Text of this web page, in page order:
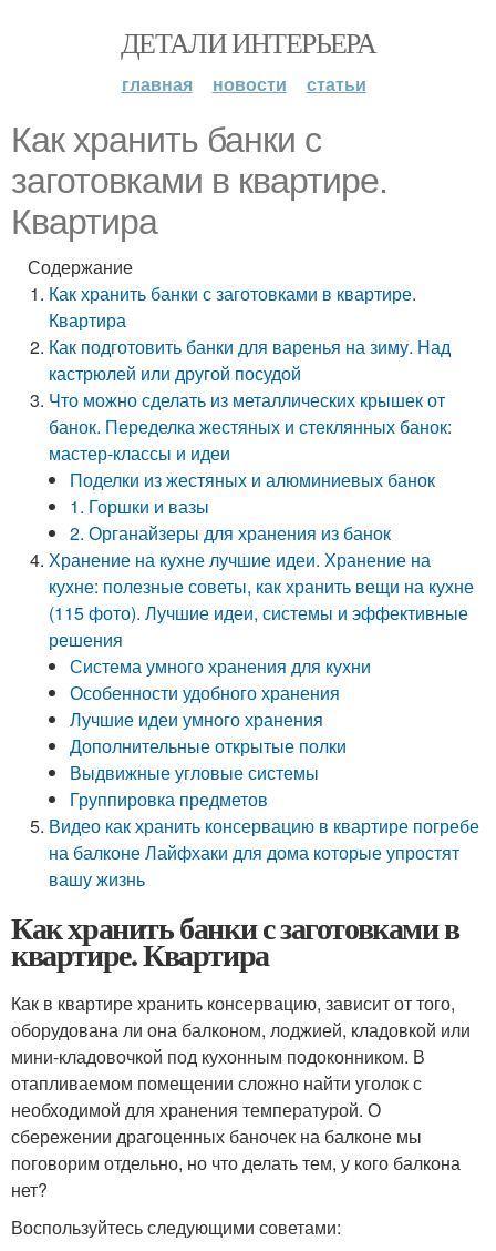
ДЕТАЛИ ИНТЕРЬЕРА
главная новости статьи
Как хранить банки с
заготовками в квартире.
Квартира
Содержание
Как хранить банки с заготовками в квартире.
Квартира
Как подготовить банки для варенья на зиму. Над
кастрюлей или другой посудой
Что можно сделать из металлических крышек от
банок. Переделка жестяных и стеклянных банок:
мастер-классы и идеи
Поделки из жестяных и алюминиевых банок
1. Горшки и вазы
2. Органайзеры для хранения из банок
Хранение на кухне лучшие идеи. Хранение на
кухне: полезные советы, как хранить вещи на кухне
(115 фото). Лучшие идеи, системы и эффективные
решения
Система умного хранения для кухни
Особенности удобного хранения
Лучшие идеи умного хранения
Дополнительные открытые полки
Выдвижные угловые системы
Группировка предметов
Видео как хранить консервацию в квартире погребе
на балконе Лайфхаки для дома которые упростят
вашу жизнь
Как хранить банки с заготовками в
квартире. Квартира
Как в квартире хранить консервацию, зависит от того,
оборудована ли она балконом, лоджией, кладовкой или
мини-кладовочкой под кухонным подоконником. В
отапливаемом помещении сложно найти уголок с
необходимой для хранения температурой. О
сбережении драгоценных баночек на балконе мы
поговорим отдельно, но что делать тем, у кого балкона
нет?
Воспользуйтесь следующими советами: